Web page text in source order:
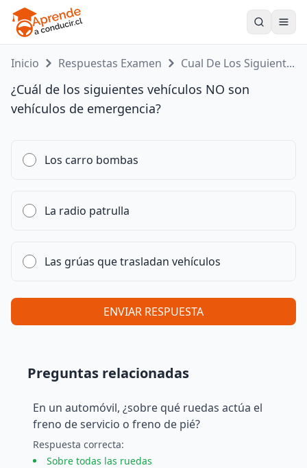
Inicio Respuestas Examen Cual De Los Siguient...
¿Cuál de los siguientes vehículos NO son
vehículos de emergencia?
Los carro bombas
La radio patrulla
Las grúas que trasladan vehículos
ENVIAR RESPUESTA
Preguntas relacionadas
En un automóvil, ¿sobre qué ruedas actúa el
freno de servicio o freno de pié?
Respuesta correcta:
Sobre todas las ruedas